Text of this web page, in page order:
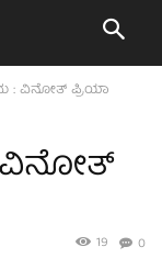
: ವಿನೋತ್ ಪ್ರಿಯಾ
ವಿನೋತ್
0
19